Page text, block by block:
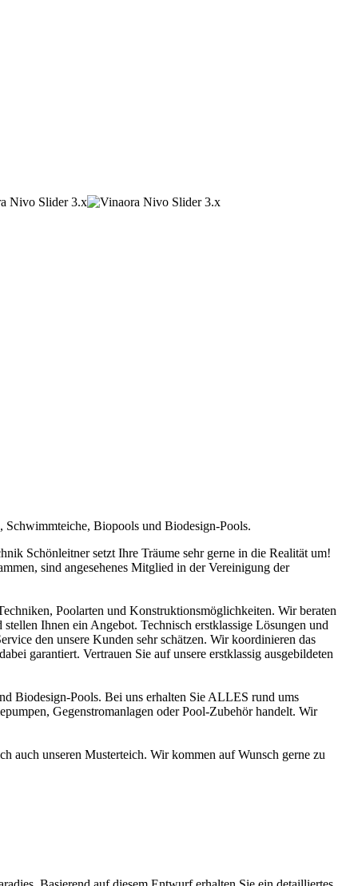
Biopools und Biodesign-Pools.
Schönleitner setzt Ihre Träume sehr gerne in die Realität um!
sind angesehenes Mitglied in der Vereinigung der
Poolarten und Konstruktionsmöglichkeiten. Wir beraten
Ihnen ein Angebot. Technisch erstklassige Lösungen und
den unsere Kunden sehr schätzen. Wir koordinieren das
garantiert. Vertrauen Sie auf unsere erstklassig ausgebildeten
Biodesign-Pools. Bei uns erhalten Sie ALLES rund ums
Gegenstromanlagen oder Pool-Zubehör handelt. Wir
auch unseren Musterteich. Wir kommen auf Wunsch gerne zu